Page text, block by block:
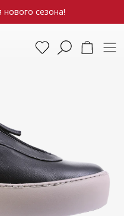
сезона!